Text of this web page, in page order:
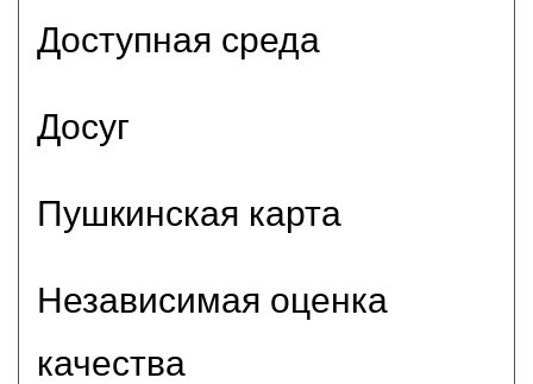
Доступная среда
Досуг
Пушкинская карта
Независимая оценка
качества